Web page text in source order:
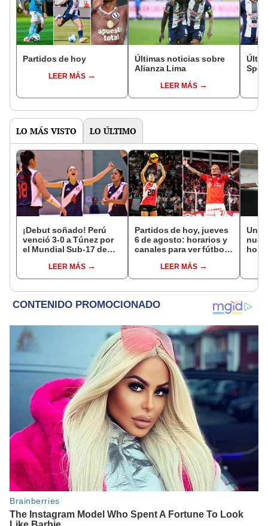
Partidos de hoy
LEER MÁS
Últimas noticias sobre
Alianza Lima
LEER MÁS
LO MÁS VISTO LO ÚLTIMO
¡Debut soñado! Perú
venció 3-0 a Túnez por
el Mundial Sub-17 de
LEER MÁS
Partidos de hoy, jueves
6 de agosto: horarios y
canales para ver fútbol
LEER MÁS